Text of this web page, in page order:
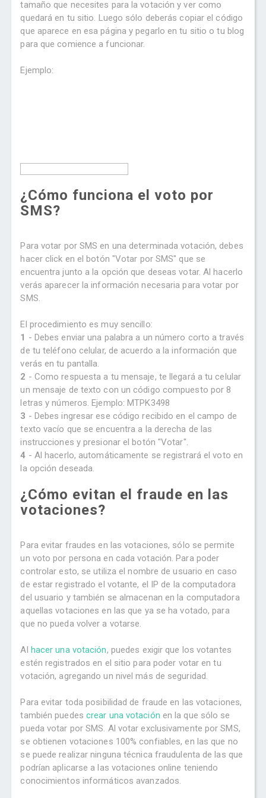
tamaño que necesites para la votación y ver como
quedará en tu sitio. Luego sólo deberás copiar el código
que aparece en esa página y pegarlo en tu sitio o tu blog
para que comience a funcionar.
Ejemplo:
¿Cómo funciona el voto por
SMS?
Para votar por SMS en una determinada votación, debes
hacer click en el botón "Votar por SMS" que se
encuentra junto a la opción que deseas votar. Al hacerlo
verás aparecer la información necesaria para votar por
SMS.
El procedimiento es muy sencillo:
1 - Debes enviar una palabra a un número corto a través
de tu teléfono celular, de acuerdo a la información que
verás en tu pantalla.
2 - Como respuesta a tu mensaje, te llegará a tu celular
un mensaje de texto con un código compuesto por 8
letras y números. Ejemplo: MTPK3498
3 - Debes ingresar ese código recibido en el campo de
texto vacío que se encuentra a la derecha de las
instrucciones y presionar el botón "Votar".
4 - Al hacerlo, automáticamente se registrará el voto en
la opción deseada.
¿Cómo evitan el fraude en las
votaciones?
Para evitar fraudes en las votaciones, sólo se permite
un voto por persona en cada votación. Para poder
controlar esto, se utiliza el nombre de usuario en caso
de estar registrado el votante, el IP de la computadora
del usuario y también se almacenan en la computadora
aquellas votaciones en las que ya se ha votado, para
que no pueda volver a votarse.
Al hacer una votación, puedes exigir que los votantes
estén registrados en el sitio para poder votar en tu
votación, agregando un nivel más de seguridad.
Para evitar toda posibilidad de fraude en las votaciones,
también puedes crear una votación en la que sólo se
pueda votar por SMS. Al votar exclusivamente por SMS,
se obtienen votaciones 100% confiables, en las que no
se puede realizar ninguna técnica fraudulenta de las que
podrían aplicarse a las votaciones online teniendo
conocimientos informáticos avanzados.